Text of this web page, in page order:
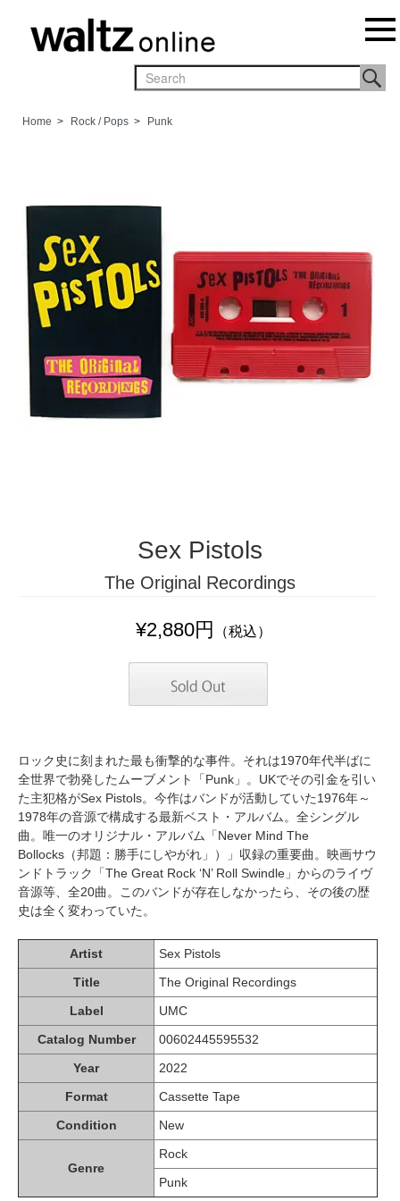
Home > Rock / Pops > Punk
Sex Pistols
The Original Recordings
¥2,880円 （税込）
ロック史に刻まれた最も衝撃的な事件。それは1970年代半ばに
全世界で勃発したムーブメント「Punk」。UKでその引金を引い
た主犯格がSex Pistols。今作はバンドが活動していた1976年～
1978年の音源で構成する最新ベスト・アルバム。全シングル
曲。唯一のオリジナル・アルバム「Never Mind The
Bollocks（邦題：勝手にしやがれ」）」収録の重要曲。映画サウ
ンドトラック「The Great Rock ‘N’ Roll Swindle」からのライヴ
音源等、全20曲。このバンドが存在しなかったら、その後の歴
史は全く変わっていた。
Artist
Sex Pistols
Title
The Original Recordings
Label
UMC
Catalog Number
00602445595532
Year
2022
Format
Cassette Tape
Condition
New
Genre
Rock
Punk